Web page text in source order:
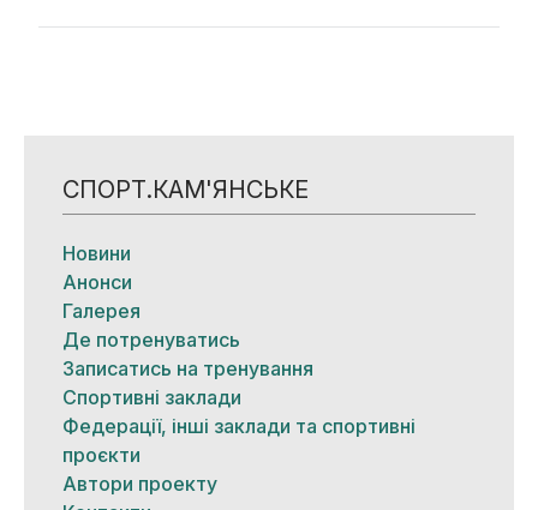
СПОРТ.КАМ'ЯНСЬКЕ
Новини
Анонси
Галерея
Де потренуватись
Записатись на тренування
Спортивні заклади
Федерації, інші заклади та спортивні
проєкти
Автори проекту